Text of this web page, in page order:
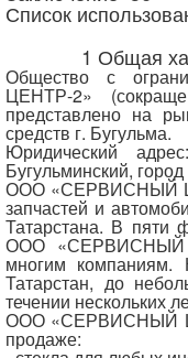
Список
1 Общая
Общество с
ЦЕНТР-2»
представлено на
средств г. Бугульма.
Юридический
Бугульминский,
ООО «СЕРВИСНЫЙ
запчастей и
Татарстана. В пяти
ООО «СЕРВИСНЫЙ
многим
Татарстан, до
течении нескольких
ООО «СЕРВИСНЫЙ
продаже: